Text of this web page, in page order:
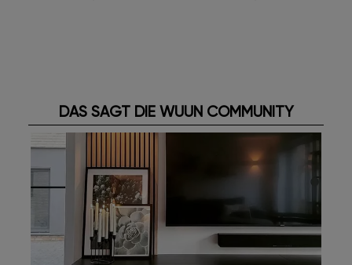
DAS SAGT DIE WUUN COMMUNITY